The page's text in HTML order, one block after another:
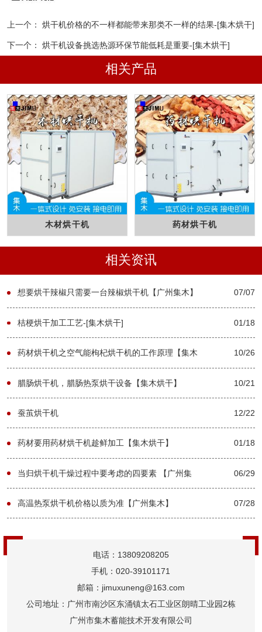
上一个： 烘干机价格的不一样都能带来那类不一样的结果-[集木烘干]
下一个： 烘干机设备挑选热源环保节能低耗是重要-[集木烘干]
相关产品
木材烘干机 药材烘干机
相关资讯
想要烘干辣椒只需要一台辣椒烘干机【广州集木】 07/07
桔梗烘干加工工艺-[集木烘干] 01/18
药材烘干机之空气能枸杞烘干机的工作原理【集木
烘干】
10/26
腊肠烘干机，腊肠热泵烘干设备【集木烘干】 10/21
蚕茧烘干机 12/22
药材要用药材烘干机趁鲜加工【集木烘干】 01/18
当归烘干机干燥过程中要考虑的四要素 【广州集
木】
06/29
高温热泵烘干机价格以质为准【广州集木】 07/28
电话：13809208205
手机：020-39101171
邮箱：jimuxuneng@163.com
公司地址：广州市南沙区东涌镇太石工业区朗晴工业园2栋
广州市集木蓄能技术开发有限公司